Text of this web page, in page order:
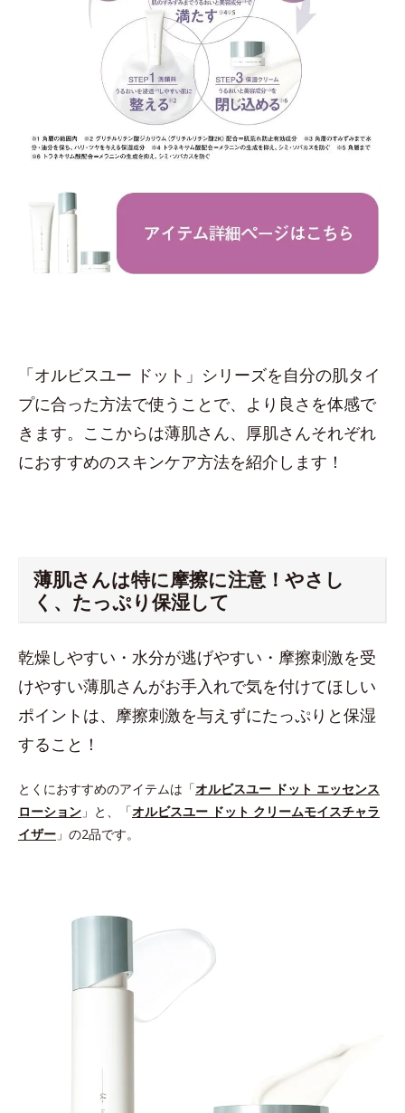
「オルビスユー ドット」シリーズを自分の肌タイ
プに合った方法で使うことで、より良さを体感で
きます。ここからは薄肌さん、厚肌さんそれぞれ
におすすめのスキンケア方法を紹介します！
薄肌さんは特に摩擦に注意！やさし
く、たっぷり保湿して
乾燥しやすい・水分が逃げやすい・摩擦刺激を受
けやすい薄肌さんがお手入れで気を付けてほしい
ポイントは、摩擦刺激を与えずにたっぷりと保湿
すること！
とくにおすすめのアイテムは「オルビスユー ドット エッセンス
ローション 」と、「オルビスユー ドット クリームモイスチャラ
イザー 」の2品です。